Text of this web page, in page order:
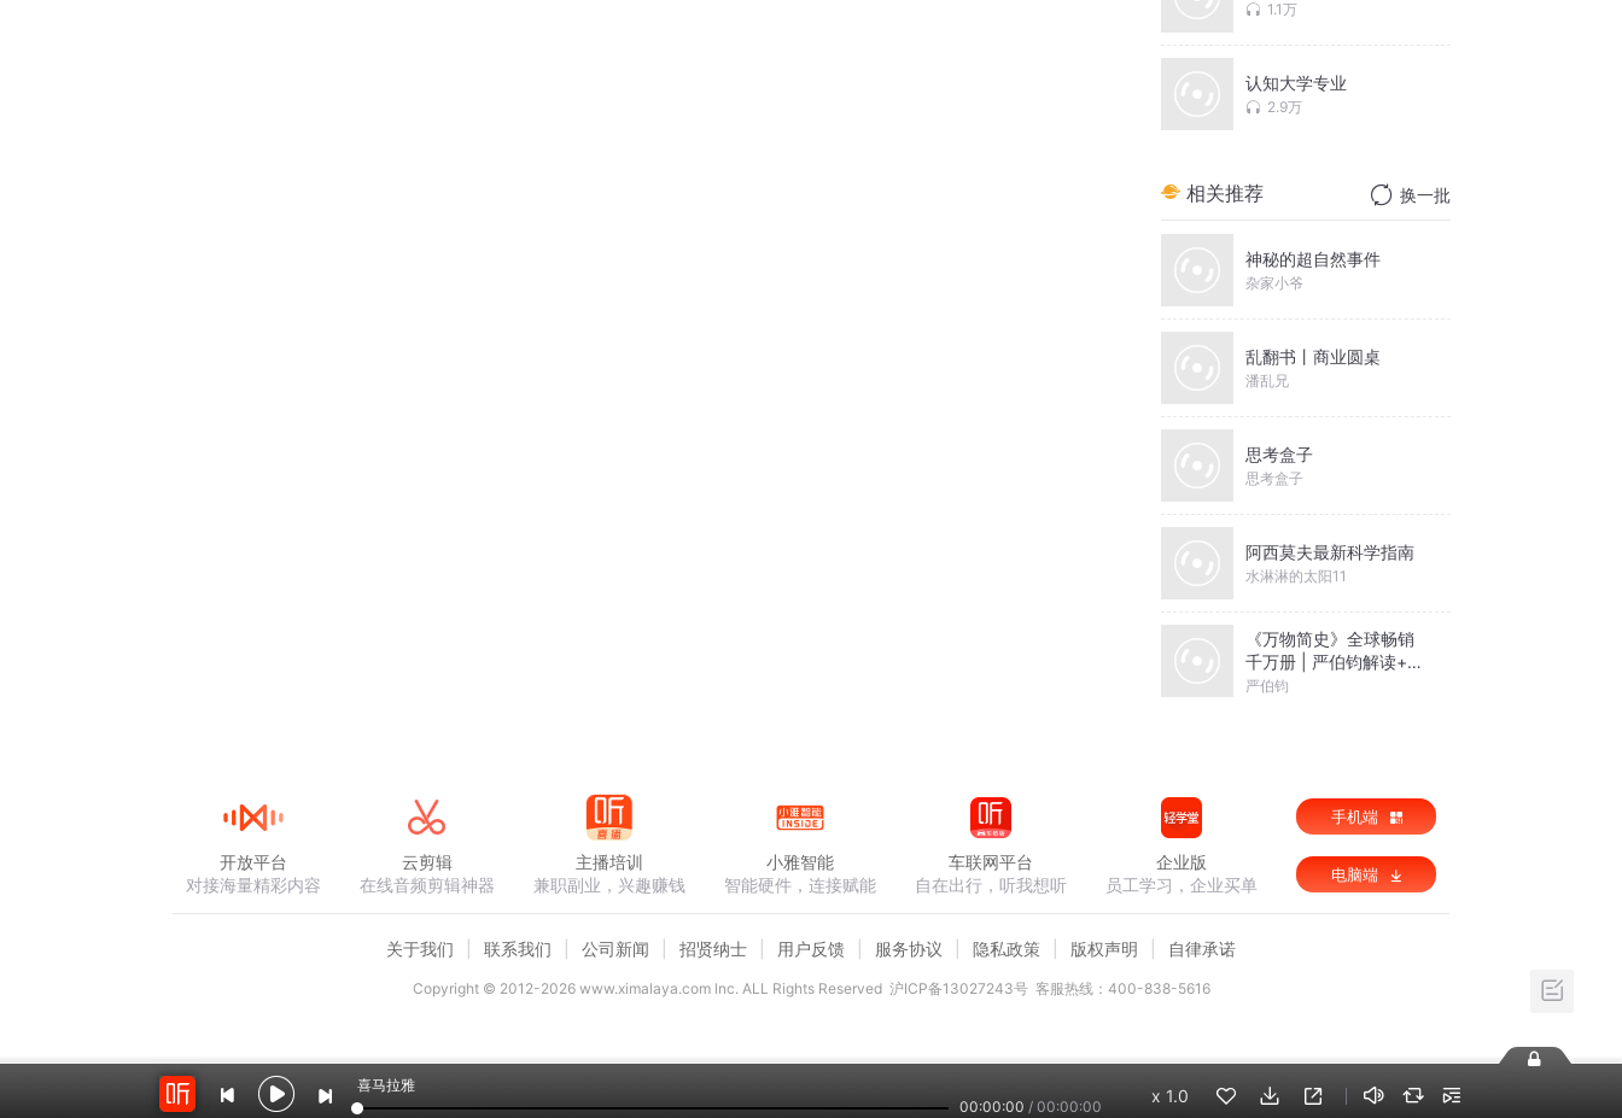
1.1万
认知大学专业
2.9万
相关推荐 换一批
神秘的超自然事件
杂家小爷
乱翻书丨商业圆桌
潘乱兄
思考盒子
思考盒子
阿西莫夫最新科学指南
水淋淋的太阳11
《万物简史》全球畅销
千万册 | 严伯钧解读+正
版有声书
严伯钧
喜马拉雅
00:00:00 / 00:00:00
x 1.0
开放平台
对接海量精彩内容
云剪辑
在线音频剪辑神器
主播培训
兼职副业，兴趣赚钱
小雅智能
智能硬件，连接赋能
车联网平台
自在出行，听我想听
企业版
员工学习，企业买单
手机端
电脑端
关于我们 联系我们 公司新闻 招贤纳士 用户反馈 服务协议 隐私政策 版权声明 自律承诺
Copyright © 2012-2026www.ximalaya.com lnc. ALL Rights Reserved 沪ICP备13027243号 客服热线：400-838-5616